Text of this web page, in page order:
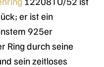
er ist ein
925er
Ring durch seine
sein zeitloses